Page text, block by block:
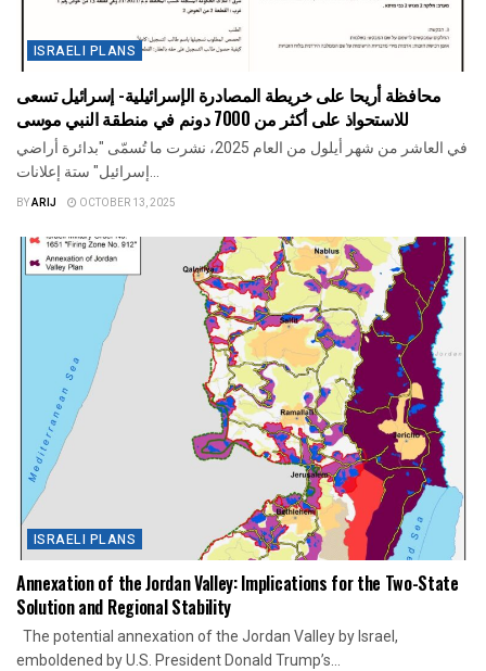
ISRAELI PLANS
محافظة أريحا على خريطة المصادرة الإسرائيلية- إسرائيل تسعى
للاستحواذ على أكثر من 7000 دونم في منطقة النبي موسى
في العاشر من شهر أيلول من العام 2025، نشرت ما تُسمّى "بدائرة أراضي
BYARIJ OCTOBER 13, 2025
ISRAELI PLANS
Annexation of the Jordan Valley: Implications for the Two-State
Solution and Regional Stability
The potential annexation of the Jordan Valley by Israel,
emboldened by U.S. President Donald Trump’s...